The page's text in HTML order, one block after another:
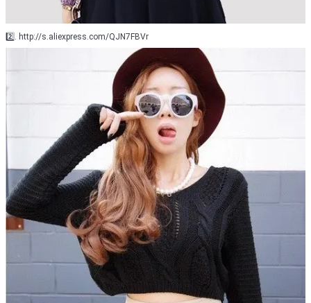
2️⃣. http://s.aliexpress.com/QJN7FBVr